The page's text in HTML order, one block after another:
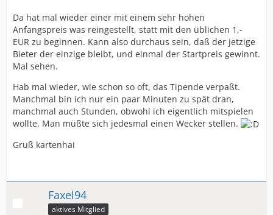
Da hat mal wieder einer mit einem sehr hohen
Anfangspreis was reingestellt, statt mit den üblichen 1,-
EUR zu beginnen. Kann also durchaus sein, daß der jetzige
Bieter der einzige bleibt, und einmal der Startpreis gewinnt.
Mal sehen.
Hab mal wieder, wie schon so oft, das Tipende verpaßt.
Manchmal bin ich nur ein paar Minuten zu spät dran,
manchmal auch Stunden, obwohl ich eigentlich mitspielen
wollte. Man müßte sich jedesmal einen Wecker stellen.
Gruß kartenhai
Faxel94
aktives Mitglied